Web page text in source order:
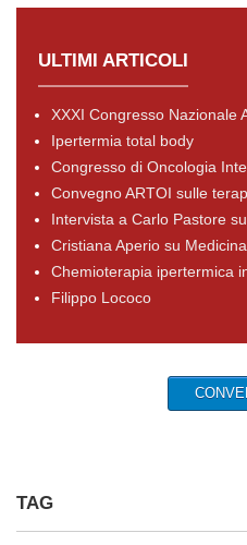
ULTIMI ARTICOLI
XXXI Congresso Nazionale
Ipertermia total body
Congresso di Oncologia
Convegno ARTOI sulle
Intervista a Carlo Pastore
Cristiana Aperio su
Chemioterapia ipertermica
Filippo Lococo
TAG